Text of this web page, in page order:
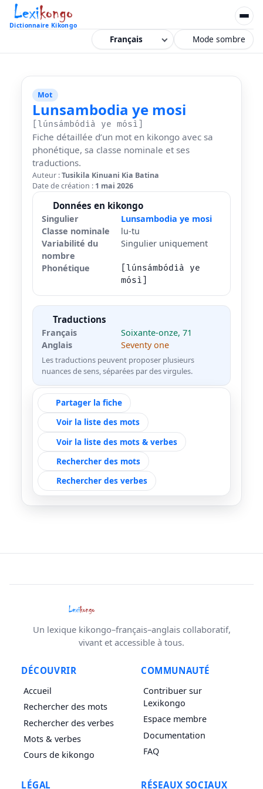
Dictionnaire Kikongo
Mode sombre
Mot
Lunsambodia ye mosi
[lúnsámbódià ye mósì]
Fiche détaillée d’un mot en kikongo avec sa
phonétique, sa classe nominale et ses
traductions.
Auteur :Tusikila Kinuani Kia Batina
Date de création : 1 mai 2026
Données en kikongo
Singulier
Lunsambodia ye mosi
Classe nominale
lu-tu
Variabilité du
nombre
Singulier uniquement
Phonétique
[lúnsámbódià ye
mósì]
Traductions
Français
Soixante-onze, 71
Anglais
Seventy one
Les traductions peuvent proposer plusieurs
nuances de sens, séparées par des virgules.
Partager la fiche
Voir la liste des mots
Voir la liste des mots & verbes
Rechercher des mots
Rechercher des verbes
Un lexique kikongo–français–anglais collaboratif,
vivant et accessible à tous.
DÉCOUVRIR
Accueil
Rechercher des mots
Rechercher des verbes
Mots & verbes
Cours de kikongo
COMMUNAUTÉ
Contribuer sur
Lexikongo
Espace membre
Documentation
FAQ
LÉGAL RÉSEAUX SOCIAUX